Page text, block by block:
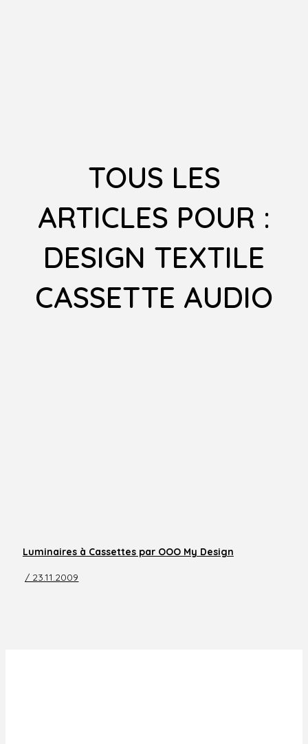
TOUS LES
ARTICLES POUR :
DESIGN TEXTILE
CASSETTE AUDIO
Luminaires à Cassettes par OOO My Design
/ 23.11.2009